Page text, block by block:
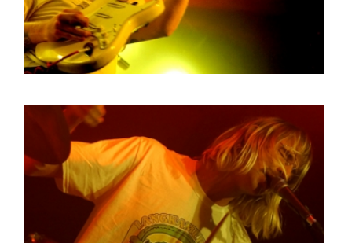
BOB DE VRIES
SASKIA LUDDEN
ANNA HIEP
ARSEN TSKHAY
ERYN BOSMA
ESTHER
ELINE KAMMINGA
KAREN SAAMAN
ARNOUD HEIKENS